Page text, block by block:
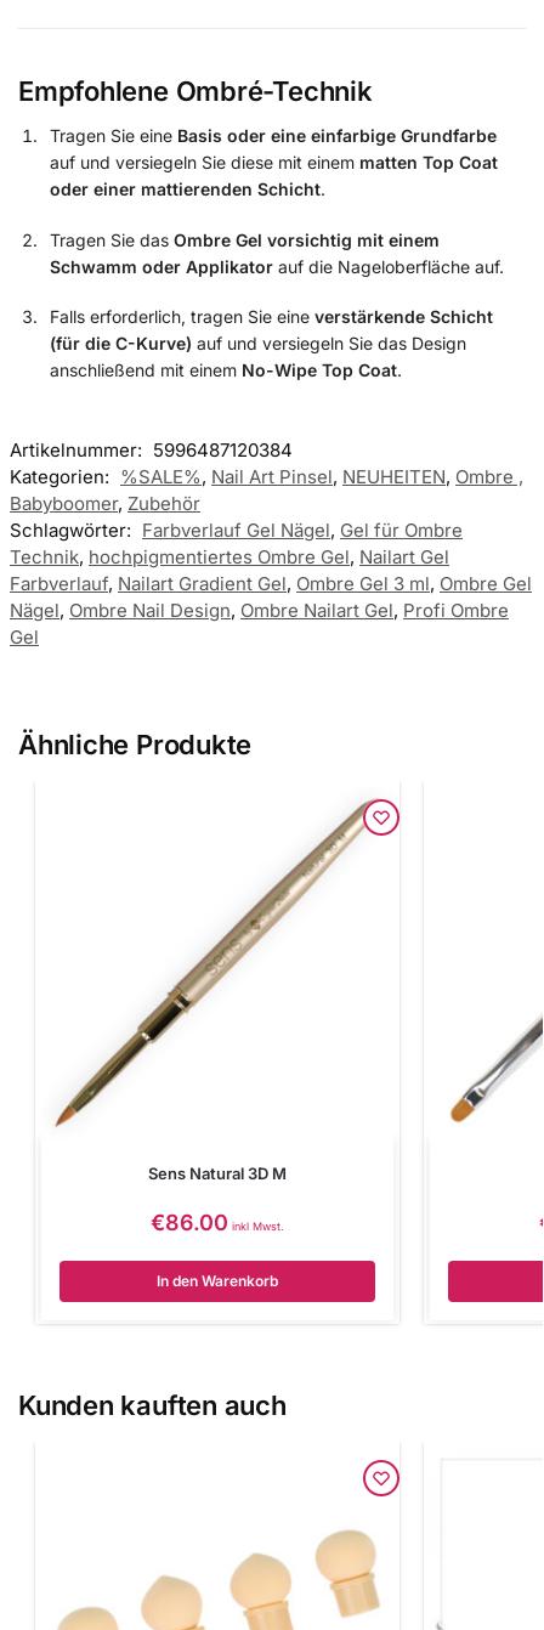
Empfohlene Ombré-Technik
Tragen Sie eine Basis oder eine einfarbige Grundfarbe
auf und versiegeln Sie diese mit einem matten Top Coat
oder einer mattierenden Schicht.
Tragen Sie das Ombre Gel vorsichtig mit einem
Schwamm oder Applikator auf die Nageloberfläche auf.
Falls erforderlich, tragen Sie eine verstärkende Schicht
(für die C-Kurve) auf und versiegeln Sie das Design
anschließend mit einem No-Wipe Top Coat.
Artikelnummer: 5996487120384
Kategorien: %SALE%, Nail Art Pinsel, NEUHEITEN, Ombre ,
Babyboomer, Zubehör
Schlagwörter: Farbverlauf Gel Nägel, Gel für Ombre
Technik, hochpigmentiertes Ombre Gel, Nailart Gel
Farbverlauf, Nailart Gradient Gel, Ombre Gel 3 ml, Ombre Gel
Nägel, Ombre Nail Design, Ombre Nailart Gel, Profi Ombre
Gel
Ähnliche Produkte
Sens Natural 3D M
€86.00 inkl Mwst.
In den Warenkorb
Kunden kauften auch